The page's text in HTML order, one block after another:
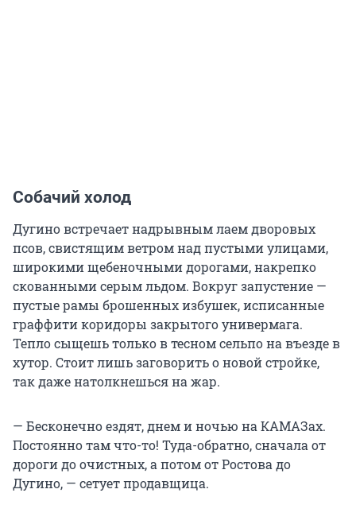
Собачий холод
Дугино встречает надрывным лаем дворовых
псов, свистящим ветром над пустыми улицами,
широкими щебеночными дорогами, накрепко
скованными серым льдом. Вокруг запустение —
пустые рамы брошенных избушек, исписанные
граффити коридоры закрытого универмага.
Тепло сыщешь только в тесном сельпо на въезде в
хутор. Стоит лишь заговорить о новой стройке,
так даже натолкнешься на жар.
— Бесконечно ездят, днем и ночью на КАМАЗах.
Постоянно там что-то! Туда-обратно, сначала от
дороги до очистных, а потом от Ростова до
Дугино, — сетует продавщица.